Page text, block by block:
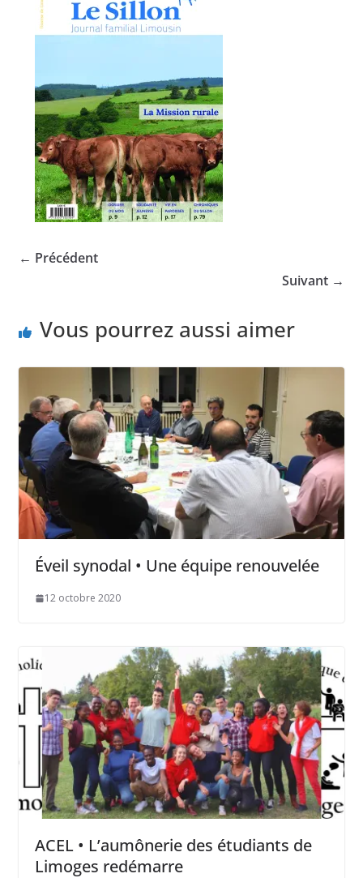
← Précédent
Suivant →
Vous pourrez aussi aimer
Éveil synodal • Une équipe renouvelée
12 octobre 2020
ACEL • L’aumônerie des étudiants de
Limoges redémarre